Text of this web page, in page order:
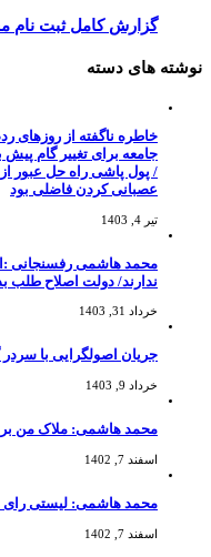
گزارش کامل ثبت نام
نوشته های دسته
خاطره ناگفته از
جامعه برای تغییر گام پیش
/ پول پاشی راه حل عبور
عصبانی کردن فاضلی بود
تیر 4, 1403
محمد هاشمی رفسنجانی
ندارند/ دولت اصلاح
خرداد 31, 1403
جریان اصولگرایی با
خرداد 9, 1403
محمد هاشمی: ملاک من
اسفند 7, 1402
محمد هاشمی: لیستی رای
اسفند 7, 1402